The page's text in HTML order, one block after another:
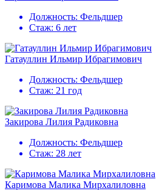
Должность: Фельдшер
Стаж: 6 лет
Гатауллин Ильмир Ибрагимович
Должность: Фельдшер
Стаж: 21 год
Закирова Лилия Радиковна
Должность: Фельдшер
Стаж: 28 лет
Каримова Малика Мирхалиловна